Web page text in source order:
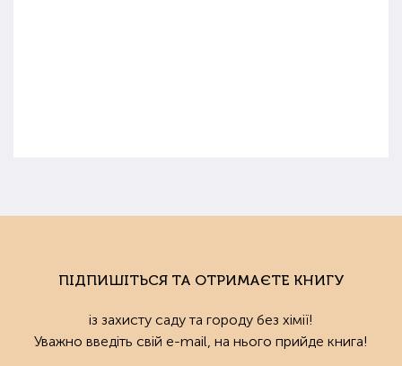
ПІДПИШІТЬСЯ ТА ОТРИМАЄТЕ КНИГУ
із захисту саду та городу без хімії!
Уважно введіть свій e-mail, на нього прийде книга!